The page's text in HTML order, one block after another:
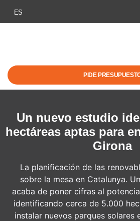
ES
PIDE
Un nuevo estudio
hectáreas aptas para
Girona
La planificación de las
sobre la mesa en Catalunya.
acaba de poner cifras al
identificando cerca de 5.000
instalar nuevos parques solares